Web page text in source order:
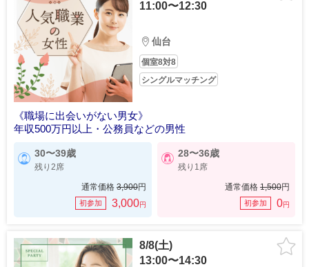
11:00〜12:30
仙台
個室8対8
シングルマッチング
《職場に出会いがない男女》
年収500万円以上・公務員などの男性
30〜39歳
残り2席
通常価格 3,900円
初参加 3,000円
28〜36歳
残り1席
通常価格 1,500円
初参加 0円
8/8(土)
13:00〜14:30